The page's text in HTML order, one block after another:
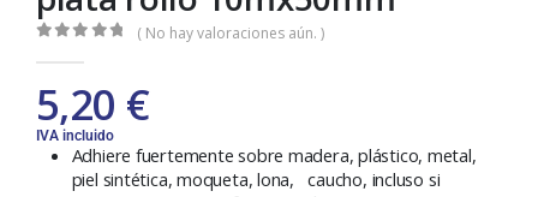
( No hay valoraciones aún. )
5,20 €
IVA incluido
Adhiere fuertemente sobre madera, plástico, metal,
piel sintética, moqueta, lona, caucho, incluso si